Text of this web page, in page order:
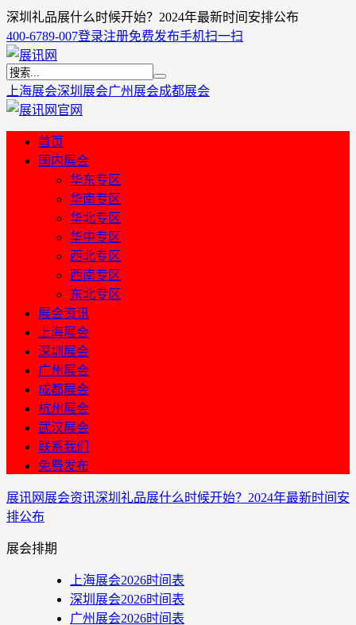
深圳礼品展什么时候开始？2024年最新时间安排公布
400-6789-007登录注册免费发布手机扫一扫
上海展会深圳展会广州展会成都展会
首页
国内展会
华东专区
华南专区
华北专区
华中专区
西北专区
西南专区
东北专区
展会资讯
上海展会
深圳展会
广州展会
成都展会
杭州展会
武汉展会
联系我们
免费发布
展讯网 展会资讯深圳礼品展什么时候开始？2024年最新时间安
排公布
展会排期
上海展会2026时间表
深圳展会2026时间表
广州展会2026时间表